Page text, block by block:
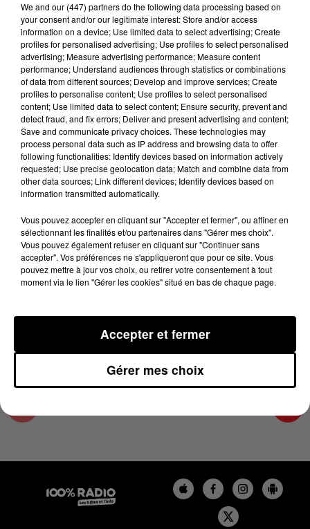
Lecture (3 min 16 sec)
100%
Les infos du Tarn et Garonne
6 juin 2023 - 3 min 16 sec
LES INFOS DU TARN ET GARONNE DU
06/06/2023 À 12H00
Podcasts infos du Tarn et Garonne
We and our (447) partnersdo the following data processing based on
your consent and/or our legitimate interest: Store and/or access
information on a device; Use limited data to select advertising; Create
profiles for personalised advertising; Use profiles to select personalised
advertising; Measure advertising performance; Measure content
performance; Understand audiences through statistics or combinations
of data from different sources; Develop and improve services; Create
profiles to personalise content; Use profiles to select personalised
content; Use limited data to select content; Ensure security, prevent and
detect fraud, and fix errors; Deliver and present advertising and content;
Save and communicate privacy choices. These technologies may
process personal data such as IP address and browsing data to offer
following functionalities: Identify devices based on information actively
requested; Use precise geolocation data; Match and combine data from
other data sources; Link different devices; Identify devices based on
information transmitted automatically.
Vous pouvez accepter en cliquant sur "Accepter et fermer", ou affiner en
sélectionnant les finalités et/ou partenaires dans "Gérer mes choix".
Vous pouvez également refuser en cliquant sur "Continuer sans
accepter". Vos préférences ne s'appliqueront que pour ce site. Vous
pouvez mettre à jour vos choix, ou retirer votre consentement à tout
moment via le lien "Gérer les cookies" situé en bas de chaque page.
Gérer mes choix
Accepter et fermer